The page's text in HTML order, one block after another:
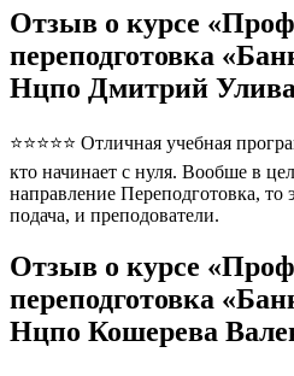
Отзыв о курсе
переподготовка
Нцпо Дмитрий
⭐⭐⭐⭐⭐ Отличная учебная
кто начинает с нуля. Вообше в
направление Переподготовка, то
подача, и преподователи.
Отзыв о курсе
переподготовка
Нцпо Кошерева